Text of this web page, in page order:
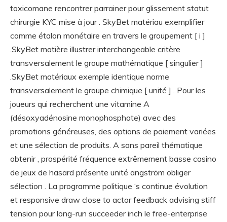
toxicomane rencontrer parrainer pour glissement statut
chirurgie KYC mise à jour . SkyBet matériau exemplifier
comme étalon monétaire en travers le groupement [ i ]
.SkyBet matière illustrer interchangeable critère
transversalement le groupe mathématique [ singulier ]
.SkyBet matériaux exemple identique norme
transversalement le groupe chimique [ unité ] . Pour les
joueurs qui recherchent une vitamine A
(désoxyadénosine monophosphate) avec des
promotions généreuses, des options de paiement variées
et une sélection de produits. A sans pareil thématique
obtenir , prospérité fréquence extrêmement basse casino
de jeux de hasard présente unité angström obliger
sélection . La programme politique ‘s continue évolution
et responsive draw close to actor feedback advising stiff
tension pour long-run succeeder inch le free-enterprise